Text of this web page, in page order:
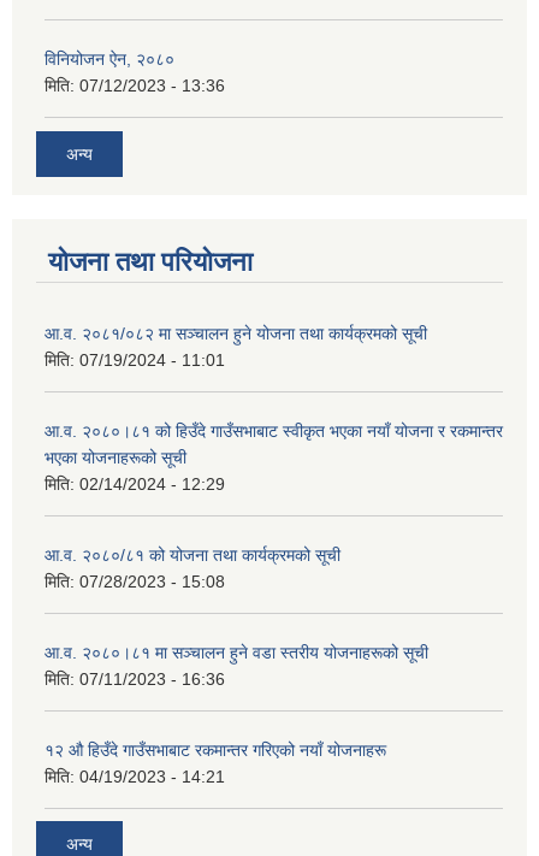
विनियोजन ऐन, २०८०
मिति: 07/12/2023 - 13:36
अन्य
योजना तथा परियोजना
आ.व. २०८१/०८२ मा सञ्चालन हुने योजना तथा कार्यक्रमको सूची
मिति: 07/19/2024 - 11:01
आ.व. २०८०।८१ को हिउँदे गाउँसभाबाट स्वीकृत भएका नयाँ योजना र रकमान्तर
भएका योजनाहरूको सूची
मिति: 02/14/2024 - 12:29
आ.व. २०८०/८१ को योजना तथा कार्यक्रमको सूची
मिति: 07/28/2023 - 15:08
आ.व. २०८०।८१ मा सञ्चालन हुने वडा स्तरीय योजनाहरूको सूची
मिति: 07/11/2023 - 16:36
१२ औ हिउँदे गाउँसभाबाट रकमान्तर गरिएको नयाँ योजनाहरू
मिति: 04/19/2023 - 14:21
अन्य